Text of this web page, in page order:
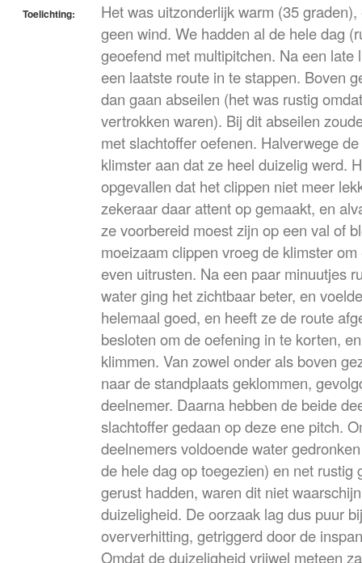
Toelichting:
Het was uitzonderlijk warm (35
geen wind. We hadden al de hele dag
geoefend met multipitchen. Na een late
een laatste route in te stappen. Boven
dan gaan abseilen (het was rustig
vertrokken waren). Bij dit abseilen
met slachtoffer oefenen. Halverwege
klimster aan dat ze heel duizelig werd.
opgevallen dat het clippen niet meer
zekeraar daar attent op gemaakt, en
ze voorbereid moest zijn op een val of
moeizaam clippen vroeg de klimster
even uitrusten. Na een paar minuutjes
water ging het zichtbaar beter, en
helemaal goed, en heeft ze de route
besloten om de oefening in te korten,
klimmen. Van zowel onder als boven
naar de standplaats geklommen,
deelnemer. Daarna hebben de beide
slachtoffer gedaan op deze ene pitch.
deelnemers voldoende water
de hele dag op toegezien) en net rustig
gerust hadden, waren dit niet
duizeligheid. De oorzaak lag dus puur
oververhitting, getriggerd door de
Omdat de duizeligheid vrijwel meteen